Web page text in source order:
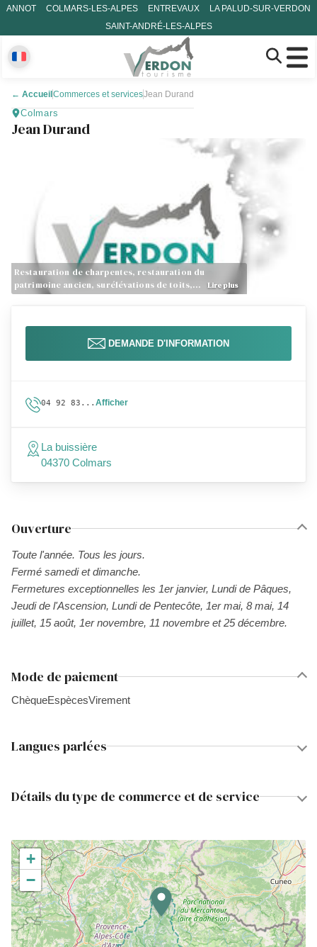
ANNOT COLMARS-LES-ALPES ENTREVAUX
LA PALUD-SUR-VERDON
SAINT-ANDRÉ-LES-ALPES
← Accueil Commerces et servicesJean Durand
Colmars
Jean Durand
Restauration de charpentes, restauration du
patrimoine ancien, surélévations de toits,…
Lire plus
Ouverture
Toute l'année. Tous les jours.
Fermé samedi et dimanche.
Fermetures exceptionnelles les 1er janvier, Lundi de Pâques,
Jeudi de l'Ascension, Lundi de Pentecôte, 1er mai, 8 mai, 14
juillet, 15 août, 1er novembre, 11 novembre et 25 décembre.
Mode de paiement
ChèqueEspècesVirement
Langues parlées
Détails du type de commerce et de service
+
−
DEMANDE D'INFORMATION
04 92 83... Afficher
La buissière
04370 Colmars